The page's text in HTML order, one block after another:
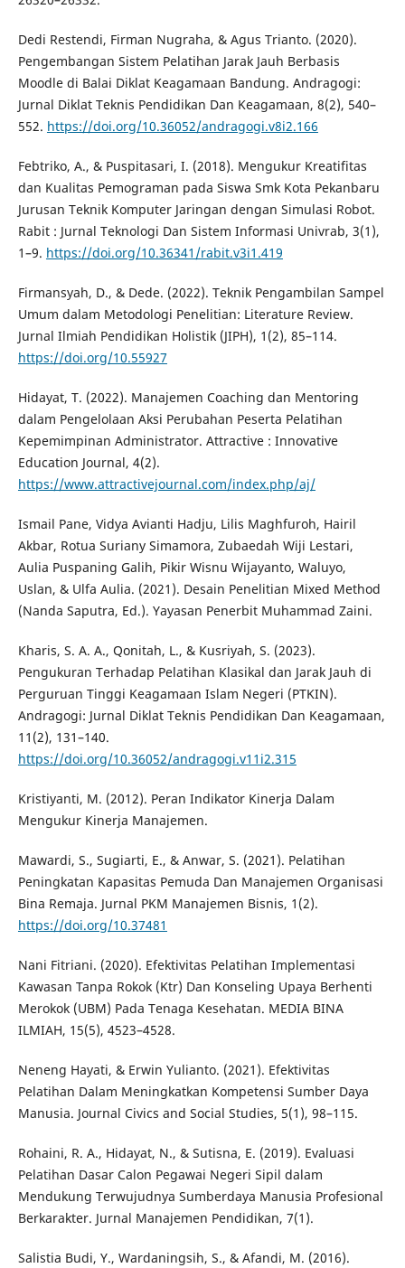
Dedi Restendi, Firman Nugraha, & Agus Trianto. (2020).
Pengembangan Sistem Pelatihan Jarak Jauh Berbasis
Moodle di Balai Diklat Keagamaan Bandung. Andragogi:
Jurnal Diklat Teknis Pendidikan Dan Keagamaan, 8(2), 540–
552. https://doi.org/10.36052/andragogi.v8i2.166
Febtriko, A., & Puspitasari, I. (2018). Mengukur Kreatifitas
dan Kualitas Pemograman pada Siswa Smk Kota Pekanbaru
Jurusan Teknik Komputer Jaringan dengan Simulasi Robot.
Rabit : Jurnal Teknologi Dan Sistem Informasi Univrab, 3(1),
1–9. https://doi.org/10.36341/rabit.v3i1.419
Firmansyah, D., & Dede. (2022). Teknik Pengambilan Sampel
Umum dalam Metodologi Penelitian: Literature Review.
Jurnal Ilmiah Pendidikan Holistik (JIPH), 1(2), 85–114.
https://doi.org/10.55927
Hidayat, T. (2022). Manajemen Coaching dan Mentoring
dalam Pengelolaan Aksi Perubahan Peserta Pelatihan
Kepemimpinan Administrator. Attractive : Innovative
Education Journal, 4(2).
https://www.attractivejournal.com/index.php/aj/
Ismail Pane, Vidya Avianti Hadju, Lilis Maghfuroh, Hairil
Akbar, Rotua Suriany Simamora, Zubaedah Wiji Lestari,
Aulia Puspaning Galih, Pikir Wisnu Wijayanto, Waluyo,
Uslan, & Ulfa Aulia. (2021). Desain Penelitian Mixed Method
(Nanda Saputra, Ed.). Yayasan Penerbit Muhammad Zaini.
Kharis, S. A. A., Qonitah, L., & Kusriyah, S. (2023).
Pengukuran Terhadap Pelatihan Klasikal dan Jarak Jauh di
Perguruan Tinggi Keagamaan Islam Negeri (PTKIN).
Andragogi: Jurnal Diklat Teknis Pendidikan Dan Keagamaan,
11(2), 131–140.
https://doi.org/10.36052/andragogi.v11i2.315
Kristiyanti, M. (2012). Peran Indikator Kinerja Dalam
Mengukur Kinerja Manajemen.
Mawardi, S., Sugiarti, E., & Anwar, S. (2021). Pelatihan
Peningkatan Kapasitas Pemuda Dan Manajemen Organisasi
Bina Remaja. Jurnal PKM Manajemen Bisnis, 1(2).
https://doi.org/10.37481
Nani Fitriani. (2020). Efektivitas Pelatihan Implementasi
Kawasan Tanpa Rokok (Ktr) Dan Konseling Upaya Berhenti
Merokok (UBM) Pada Tenaga Kesehatan. MEDIA BINA
ILMIAH, 15(5), 4523–4528.
Neneng Hayati, & Erwin Yulianto. (2021). Efektivitas
Pelatihan Dalam Meningkatkan Kompetensi Sumber Daya
Manusia. Journal Civics and Social Studies, 5(1), 98–115.
Rohaini, R. A., Hidayat, N., & Sutisna, E. (2019). Evaluasi
Pelatihan Dasar Calon Pegawai Negeri Sipil dalam
Mendukung Terwujudnya Sumberdaya Manusia Profesional
Berkarakter. Jurnal Manajemen Pendidikan, 7(1).
Salistia Budi, Y., Wardaningsih, S., & Afandi, M. (2016).